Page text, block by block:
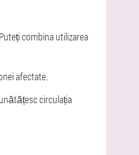
combina utilizarea
afectate.
circulația